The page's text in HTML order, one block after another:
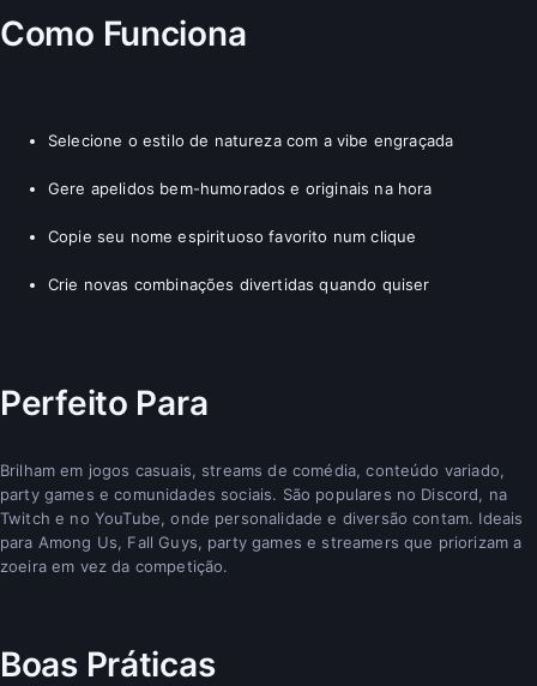
Como Funciona
Selecione o estilo de natureza com a vibe engraçada
Gere apelidos bem-humorados e originais na hora
Copie seu nome espirituoso favorito num clique
Crie novas combinações divertidas quando quiser
Perfeito Para
Brilham em jogos casuais, streams de comédia, conteúdo variado,
party games e comunidades sociais. São populares no Discord, na
Twitch e no YouTube, onde personalidade e diversão contam. Ideais
para Among Us, Fall Guys, party games e streamers que priorizam a
zoeira em vez da competição.
Boas Práticas